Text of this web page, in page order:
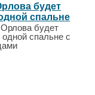
будет
спальне